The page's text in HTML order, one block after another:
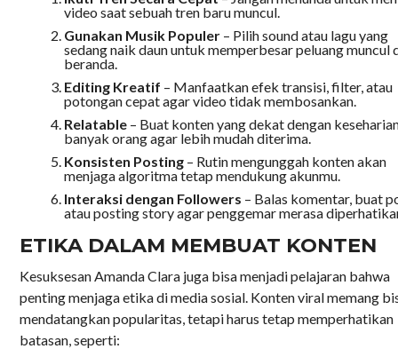
video saat sebuah tren baru muncul.
Gunakan Musik Populer – Pilih sound atau lagu yang
sedang naik daun untuk memperbesar peluang muncul
beranda.
Editing Kreatif – Manfaatkan efek transisi, filter, atau
potongan cepat agar video tidak membosankan.
Relatable – Buat konten yang dekat dengan
banyak orang agar lebih mudah diterima.
Konsisten Posting – Rutin mengunggah konten akan
menjaga algoritma tetap mendukung akunmu.
Interaksi dengan Followers – Balas komentar, buat
atau posting story agar penggemar merasa
ETIKA DALAM MEMBUAT KONTEN
Kesuksesan Amanda Clara juga bisa menjadi pelajaran bahwa
penting menjaga etika di media sosial. Konten viral memang
mendatangkan popularitas, tetapi harus tetap memperhatikan
batasan, seperti: